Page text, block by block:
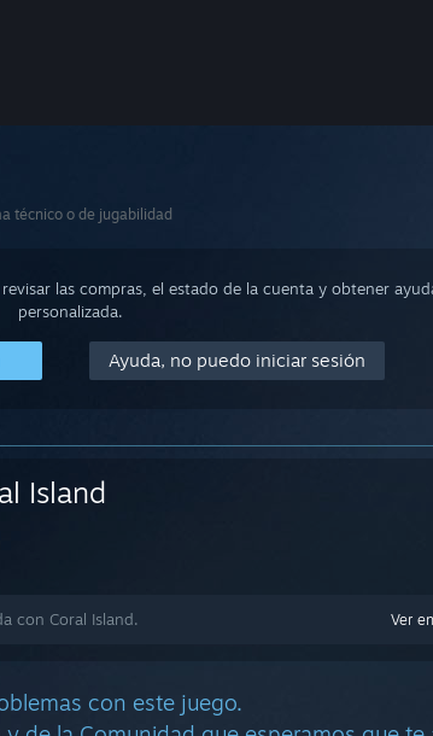
técnico o de jugabilidad
las compras, el estado de la cuenta y obtener
personalizada.
Ayuda, no puedo iniciar sesión
Island
Ver
con Coral Island.
con este juego.